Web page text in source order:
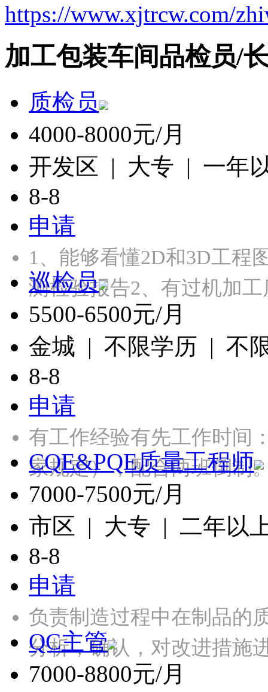
https://www.xjtrcw.com/
加工包装车间品检员/
质检员
4000-8000元/月
开发区 | 大专 | 一年
8-8
申请
1、能够看懂2D和3D工程
测检验报告2、有过机加
巡检员
5500-6500元/月
金城 | 不限学历 | 不
8-8
申请
有工作经验有先工作时间
家规定）；配合两班倒
CQE&PQE质量工程师
7000-7500元/月
市区 | 大专 | 二年以
8-8
申请
负责制造过程中在制品的
分析，确认，对改进措
QC主管
7000-8800元/月